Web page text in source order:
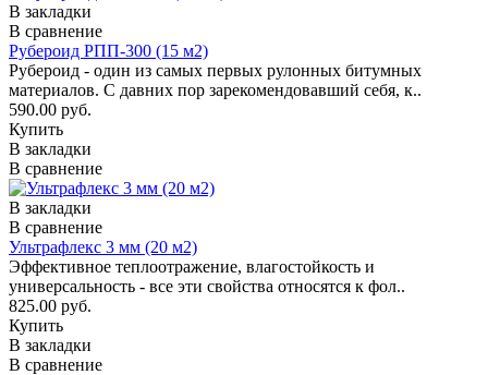
В закладки
В сравнение
Рубероид РПП-300 (15 м2)
Рубероид - один из самых первых рулонных битумных
материалов. С давних пор зарекомендовавший себя, к..
590.00 руб.
Купить
В закладки
В сравнение
В закладки
В сравнение
Ультрафлекс 3 мм (20 м2)
Эффективное теплоотражение, влагостойкость и
универсальность - все эти свойства относятся к фол..
825.00 руб.
Купить
В закладки
В сравнение